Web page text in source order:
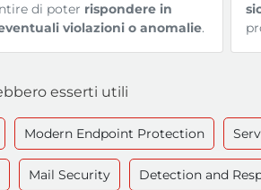
di poter rispondere in
violazioni o anomalie.
esserti utili
Modern Endpoint Protection
Mail Security Detection and